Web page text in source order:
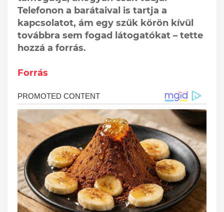
Telefonon a barátaival is tartja a
kapcsolatot, ám egy szűk körön kívül
továbbra sem fogad látogatókat – tette
hozzá a forrás.
Forrás